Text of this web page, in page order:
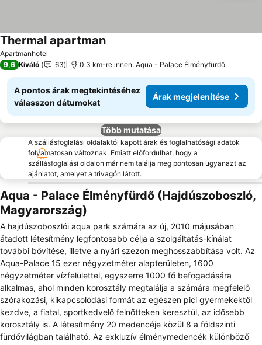
Apartmanhotel
Thermal apartmanÁrak megjelenítése
9,6 Kiváló 63 0.3 km-re innen: Aqua - Palace Élményfürdő
A pontos árak megtekintéséhez
válasszon dátumokat
Árak megjelenítése
Több mutatása
A szállásfoglalási oldalaktól kapott árak és foglalhatósági adatok
folyamatosan változnak. Emiatt előfordulhat, hogy a
szállásfoglalási oldalon már nem találja meg pontosan ugyanazt az
ajánlatot, amelyet a trivagón látott.
Aqua - Palace Élményfürdő (Hajdúszoboszló,
Magyarország)
A hajdúszoboszlói aqua park számára az új, 2010 májusában
átadott létesítmény legfontosabb célja a szolgáltatás-kínálat
további bővítése, illetve a nyári szezon meghosszabbítása volt. Az
Aqua-Palace 15 ezer négyzetméter alapterületen, 1600
négyzetméter vízfelülettel, egyszerre 1000 fő befogadására
alkalmas, ahol minden korosztály megtalálja a számára megfelelő
szórakozási, kikapcsolódási formát az egészen pici gyermekektől
kezdve, a fiatal, sportkedvelő felnőtteken keresztül, az idősebb
korosztály is. A létesítmény 20 medencéje közül 8 a földszinti
fürdővilágban található. Az exkluzív élménymedencék különböző